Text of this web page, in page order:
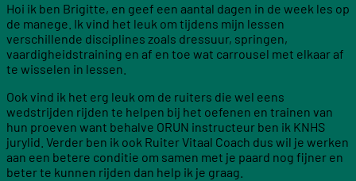
Hoi ik ben Brigitte, en geef een aantal dagen in de week les op
de manege. Ik vind het leuk om tijdens mijn lessen
verschillende disciplines zoals dressuur, springen,
vaardigheidstraining en af en toe wat carrousel met elkaar af
te wisselen in lessen.
Ook vind ik het erg leuk om de ruiters die wel eens
wedstrijden rijden te helpen bij het oefenen en trainen van
hun proeven want behalve ORUN instructeur ben ik KNHS
jurylid. Verder ben ik ook Ruiter Vitaal Coach dus wil je werken
aan een betere conditie om samen met je paard nog fijner en
beter te kunnen rijden dan help ik je graag.